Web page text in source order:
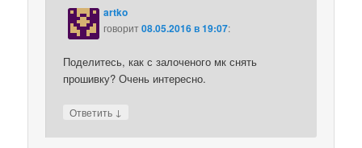
artko
говорит08.05.2016 в 19:07:
Поделитесь, как с залоченого мк снять
прошивку? Очень интересно.
Ответить ↓